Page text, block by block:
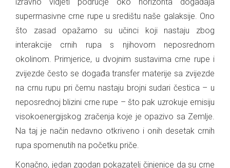
supermasivne crne rupe u središtu naše galaksije. Ono
što zasad opažamo su učinci koji nastaju zbog
interakcije crnih rupa s njihovom neposrednom
okolinom. Primjerice, u dvojnim sustavima crne rupe i
zvijezde često se događa transfer materije sa zvijezde
na crnu rupu pri čemu nastaju brojni sudari čestica – u
neposrednoj blizini crne rupe – što pak uzrokuje emisiju
visokoenergijskog zračenja koje je opazivo sa Zemlje.
Na taj je način nedavno otkriveno i onih desetak crnih
rupa spomenutih na početku priče.
Konačno, jedan zgodan pokazatelj činjenice da su crne